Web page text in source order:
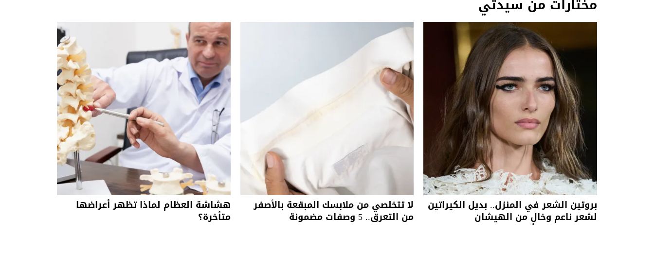
مختارات من سيدتي
بروتين الشعر في المنزل.. بديل الكيراتين
لشعر ناعم وخالٍ من الهيشان
لا تتخلصي من ملابسك المبقعة بالأصفر
من التعرق.. 5 وصفات مضمونة
هشاشة العظام لماذا تظهر أعراضها
متأخرة؟